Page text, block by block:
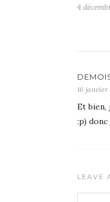
4
16 janvier
Et bien,
:p)
LEAVE